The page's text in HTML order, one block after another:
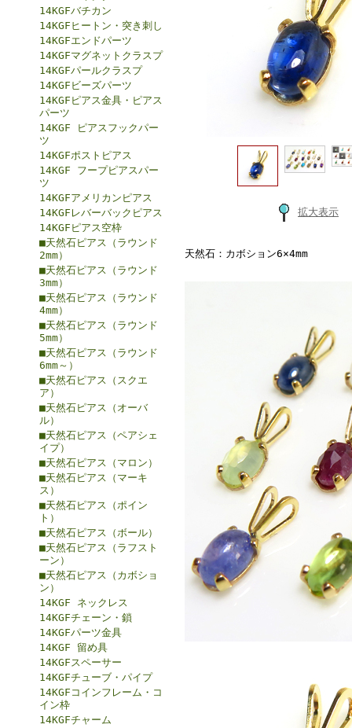
14KGFバチカン
14KGFヒートン・突き刺し
14KGFエンドパーツ
14KGFマグネットクラスプ
14KGFパールクラスプ
14KGFビーズパーツ
14KGFピアス金具・ピアス
パーツ
14KGF ピアスフックパー
ツ
14KGFポストピアス
14KGF フープピアスパー
ツ
14KGFアメリカンピアス
14KGFレバーバックピアス
14KGFピアス空枠
■天然石ピアス（ラウンド
2mm）
■天然石ピアス（ラウンド
3mm）
■天然石ピアス（ラウンド
4mm）
■天然石ピアス（ラウンド
5mm）
■天然石ピアス（ラウンド
6mm～）
■天然石ピアス（スクエ
ア）
■天然石ピアス（オーバ
ル）
■天然石ピアス（ペアシェ
イプ）
■天然石ピアス（マロン）
■天然石ピアス（マーキ
ス）
■天然石ピアス（ポイン
ト）
■天然石ピアス（ボール）
■天然石ピアス（ラフスト
ーン）
■天然石ピアス（カボショ
ン）
14KGF ネックレス
14KGFチェーン・鎖
14KGFパーツ金具
14KGF 留め具
14KGFスペーサー
14KGFチューブ・パイプ
14KGFコインフレーム・コ
イン枠
14KGFチャーム
拡大表示
天然石：カボション6×4mm